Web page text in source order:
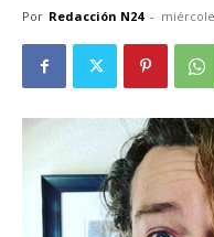
Por Redacción N24 -